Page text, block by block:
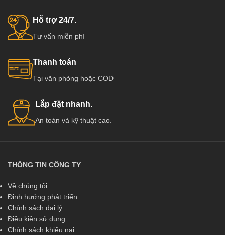
cung cấp hàng chất lượng và uy tín
hàng đầu tại Việt Nam như :
Kingdoor, Hoabinhdoor…
Hỗ trợ 24/7.
Tư vấn miễn phí
Thanh toán
Tại văn phòng hoặc COD
Lắp đặt nhanh.
An toàn và kỹ thuật cao.
THÔNG TIN CÔNG TY
Về chúng tôi
Định hướng phát triển
Chính sách đại lý
Điều kiện sử dụng
Chính sách khiếu nại